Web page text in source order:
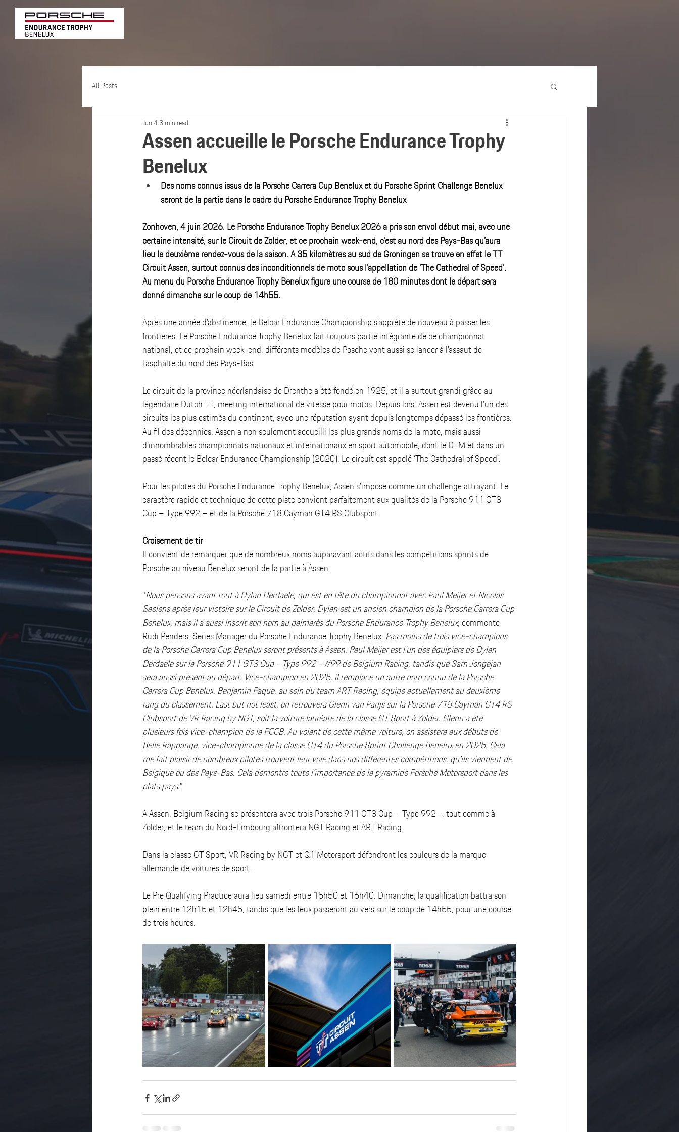
All Posts
Assen accueille le Porsche Endurance Trophy
Benelux
Jun 4 3 min read
Des noms connus issus de la Porsche Carrera Cup Benelux et du Porsche Sprint Challenge Benelux
seront de la partie dans le cadre du Porsche Endurance Trophy Benelux
Zonhoven, 4 juin 2026. Le Porsche Endurance Trophy Benelux 2026 a pris son envol début mai, avec une
certaine intensité, sur le Circuit de Zolder, et ce prochain week-end, c’est au nord des Pays-Bas qu’aura
lieu le deuxième rendez-vous de la saison. A 35 kilomètres au sud de Groningen se trouve en effet le TT
Circuit Assen, surtout connus des inconditionnels de moto sous l’appellation de ‘The Cathedral of Speed’.
Au menu du Porsche Endurance Trophy Benelux figure une course de 180 minutes dont le départ sera
donné dimanche sur le coup de 14h55.
Après une année d’abstinence, le Belcar Endurance Championship s’apprête de nouveau à passer les
frontières. Le Porsche Endurance Trophy Benelux fait toujours partie intégrante de ce championnat
national, et ce prochain week-end, différents modèles de Posche vont aussi se lancer à l’assaut de
l’asphalte du nord des Pays-Bas.
Le circuit de la province néerlandaise de Drenthe a été fondé en 1925, et il a surtout grandi grâce au
légendaire Dutch TT, meeting international de vitesse pour motos. Depuis lors, Assen est devenu l’un des
circuits les plus estimés du continent, avec une réputation ayant depuis longtemps dépassé les frontières.
Au fil des décennies, Assen a non seulement accueilli les plus grands noms de la moto, mais aussi
d’innombrables championnats nationaux et internationaux en sport automobile, dont le DTM et dans un
passé récent le Belcar Endurance Championship (2020). Le circuit est appelé ‘The Cathedral of Speed’.
Pour les pilotes du Porsche Endurance Trophy Benelux, Assen s’impose comme un challenge attrayant. Le
caractère rapide et technique de cette piste convient parfaitement aux qualités de la Porsche 911 GT3
Cup – Type 992 – et de la Porsche 718 Cayman GT4 RS Clubsport.
Croisement de tir
Il convient de remarquer que de nombreux noms auparavant actifs dans les compétitions sprints de
Porsche au niveau Benelux seront de la partie à Assen.
“Nous pensons avant tout à Dylan Derdaele, qui est en tête du championnat avec Paul Meijer et Nicolas
Saelens après leur victoire sur le Circuit de Zolder. Dylan est un ancien champion de la Porsche Carrera Cup
Benelux, mais il a aussi inscrit son nom au palmarès du Porsche Endurance Trophy Benelux, commente
Rudi Penders, Series Manager du Porsche Endurance Trophy Benelux. Pas moins de trois vice-champions
de la Porsche Carrera Cup Benelux seront présents à Assen. Paul Meijer est l’un des équipiers de Dylan
Derdaele sur la Porsche 911 GT3 Cup - Type 992 - #99 de Belgium Racing, tandis que Sam Jongejan
sera aussi présent au départ. Vice-champion en 2025, il remplace un autre nom connu de la Porsche
Carrera Cup Benelux, Benjamin Paque, au sein du team ART Racing, équipe actuellement au deuxième
rang du classement. Last but not least, on retrouvera Glenn van Parijs sur la Porsche 718 Cayman GT4 RS
Clubsport de VR Racing by NGT, soit la voiture lauréate de la classe GT Sport à Zolder. Glenn a été
plusieurs fois vice-champion de la PCCB. Au volant de cette même voiture, on assistera aux débuts de
Belle Rappange, vice-championne de la classe GT4 du Porsche Sprint Challenge Benelux en 2025. Cela
me fait plaisir de nombreux pilotes trouvent leur voie dans nos différentes compétitions, qu’ils viennent de
Belgique ou des Pays-Bas. Cela démontre toute l’importance de la pyramide Porsche Motorsport dans les
plats pays.”
A Assen, Belgium Racing se présentera avec trois Porsche 911 GT3 Cup – Type 992 -, tout comme à
Zolder, et le team du Nord-Limbourg affrontera NGT Racing et ART Racing.
Dans la classe GT Sport, VR Racing by NGT et Q1 Motorsport défendront les couleurs de la marque
allemande de voitures de sport.
Le Pre Qualifying Practice aura lieu samedi entre 15h50 et 16h40. Dimanche, la qualification battra son
plein entre 12h15 et 12h45, tandis que les feux passeront au vers sur le coup de 14h55, pour une course
de trois heures.